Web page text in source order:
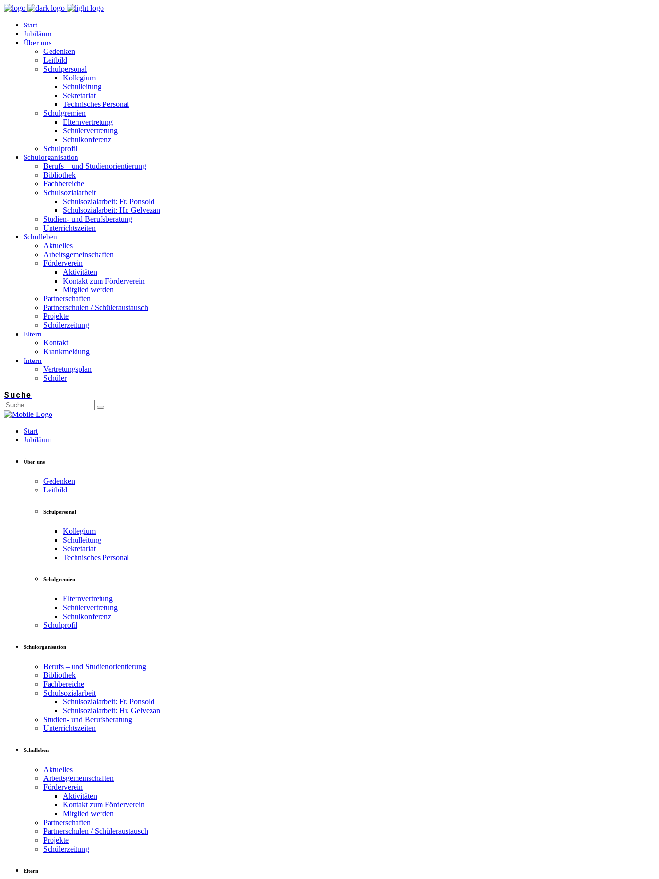
Start
Jubiläum
Über uns
Gedenken
Leitbild
Schulpersonal
Kollegium
Schulleitung
Sekretariat
Technisches Personal
Schulgremien
Elternvertretung
Schülervertretung
Schulkonferenz
Schulprofil
Schulorganisation
Berufs – und Studienorientierung
Bibliothek
Fachbereiche
Schulsozialarbeit
Schulsozialarbeit: Fr. Ponsold
Schulsozialarbeit: Hr. Gelvezan
Studien- und Berufsberatung
Unterrichtszeiten
Schulleben
Aktuelles
Arbeitsgemeinschaften
Förderverein
Aktivitäten
Kontakt zum Förderverein
Mitglied werden
Partnerschaften
Partnerschulen / Schüleraustausch
Projekte
Schülerzeitung
Eltern
Kontakt
Krankmeldung
Intern
Vertretungsplan
Schüler
Suche
Start
Jubiläum
Über uns
Gedenken
Leitbild
Schulpersonal
Kollegium
Schulleitung
Sekretariat
Technisches Personal
Schulgremien
Elternvertretung
Schülervertretung
Schulkonferenz
Schulprofil
Schulorganisation
Berufs – und Studienorientierung
Bibliothek
Fachbereiche
Schulsozialarbeit
Schulsozialarbeit: Fr. Ponsold
Schulsozialarbeit: Hr. Gelvezan
Studien- und Berufsberatung
Unterrichtszeiten
Schulleben
Aktuelles
Arbeitsgemeinschaften
Förderverein
Aktivitäten
Kontakt zum Förderverein
Mitglied werden
Partnerschaften
Partnerschulen / Schüleraustausch
Projekte
Schülerzeitung
Eltern